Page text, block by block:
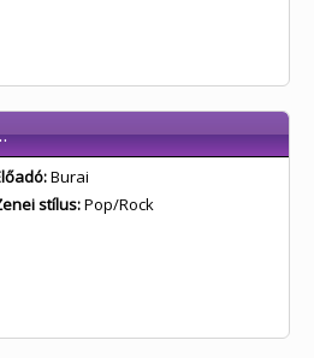
Burai
stílus:Pop/Rock